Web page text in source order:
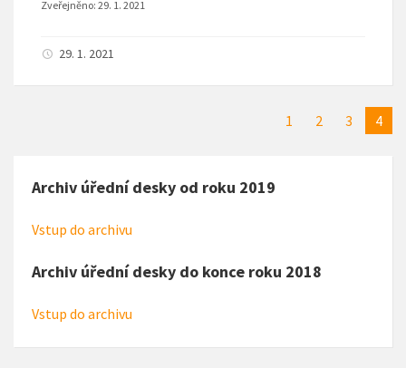
Zveřejněno: 29. 1. 2021
29. 1. 2021
1 2 3 4
Archiv úřední desky od roku 2019
Vstup do archivu
Archiv úřední desky do konce roku 2018
Vstup do archivu